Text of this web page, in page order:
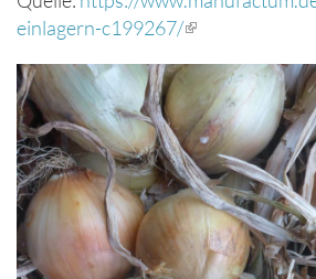
einlagern-c199267/(Link
extern)